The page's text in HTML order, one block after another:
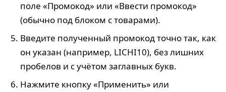
поле «Промокод» или «Ввести промокод»
(обычно под блоком с товарами).
Введите полученный промокод точно так, как
он указан (например, LICHI10), без лишних
пробелов и с учётом заглавных букв.
Нажмите кнопку «Применить» или